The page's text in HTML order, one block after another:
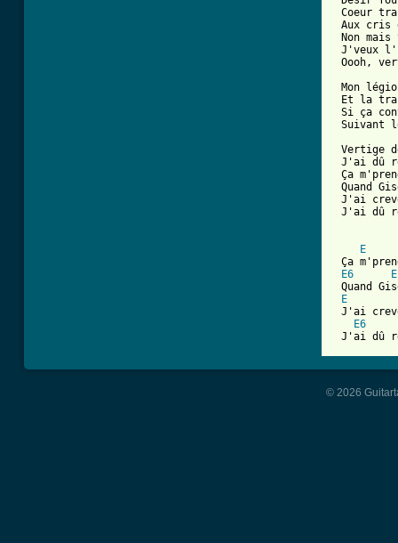
Coeur
Aux cris
Non
J'veux
Oooh,
Mon
Et la
Si ça
Suivant
Vertige
J'ai dû
Ça
Quand
J'ai
J'ai dû
E
Ça
E6
E
Quand
E
J'ai
E6
J'ai dû
© 2026